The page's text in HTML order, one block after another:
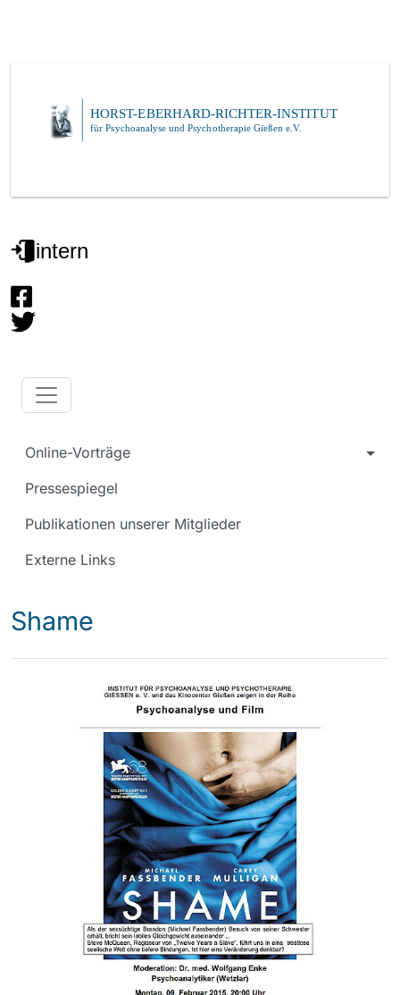
Online-Vorträge
Pressespiegel
Publikationen unserer Mitglieder
Externe Links
Shame